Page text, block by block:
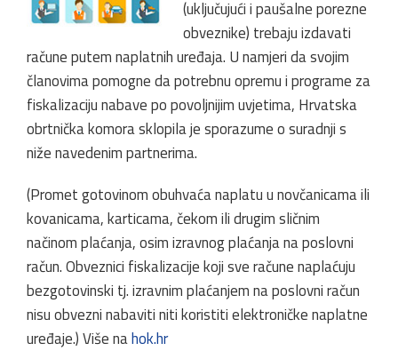
(uključujući i paušalne porezne
obveznike) trebaju izdavati
račune putem naplatnih uređaja. U namjeri da svojim
članovima pomogne da potrebnu opremu i programe za
fiskalizaciju nabave po povoljnijim uvjetima, Hrvatska
obrtnička komora sklopila je sporazume o suradnji s
niže navedenim partnerima.
(Promet gotovinom obuhvaća naplatu u novčanicama ili
kovanicama, karticama, čekom ili drugim sličnim
načinom plaćanja, osim izravnog plaćanja na poslovni
račun. Obveznici fiskalizacije koji sve račune naplaćuju
bezgotovinski tj. izravnim plaćanjem na poslovni račun
nisu obvezni nabaviti niti koristiti elektroničke naplatne
uređaje.) Više nahok.hr